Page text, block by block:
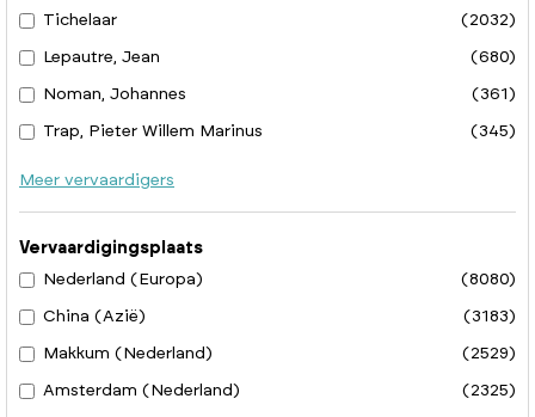
Tichelaar (2032)
Lepautre, Jean (680)
Noman, Johannes (361)
Trap, Pieter Willem Marinus (345)
Meer vervaardigers
Vervaardigingsplaats
Nederland (Europa)
(8080)
China (Azië) (3183)
Makkum (Nederland) (2529)
Amsterdam (Nederland) (2325)